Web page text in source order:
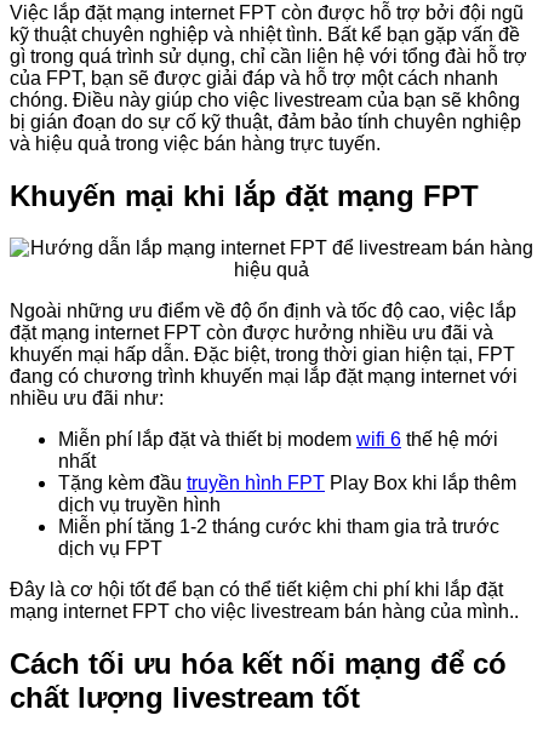
Việc lắp đặt mạng internet FPT còn được hỗ trợ bởi đội ngũ
kỹ thuật chuyên nghiệp và nhiệt tình. Bất kể bạn gặp vấn đề
gì trong quá trình sử dụng, chỉ cần liên hệ với tổng đài hỗ trợ
của FPT, bạn sẽ được giải đáp và hỗ trợ một cách nhanh
chóng. Điều này giúp cho việc livestream của bạn sẽ không
bị gián đoạn do sự cố kỹ thuật, đảm bảo tính chuyên nghiệp
và hiệu quả trong việc bán hàng trực tuyến.
Khuyến mại khi lắp đặt mạng FPT
Ngoài những ưu điểm về độ ổn định và tốc độ cao, việc lắp
đặt mạng internet FPT còn được hưởng nhiều ưu đãi và
khuyến mại hấp dẫn. Đặc biệt, trong thời gian hiện tại, FPT
đang có chương trình khuyến mại lắp đặt mạng internet với
nhiều ưu đãi như:
Miễn phí lắp đặt và thiết bị modem wifi 6 thế hệ mới
nhất
Tặng kèm đầu truyền hình FPT Play Box khi lắp thêm
dịch vụ truyền hình
Miễn phí tăng 1-2 tháng cước khi tham gia trả trước
dịch vụ FPT
Đây là cơ hội tốt để bạn có thể tiết kiệm chi phí khi lắp đặt
mạng internet FPT cho việc livestream bán hàng của mình..
Cách tối ưu hóa kết nối mạng để có
chất lượng livestream tốt